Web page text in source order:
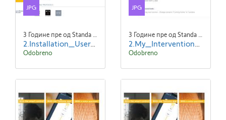
JPG
3 Године пре од Standa Blaha
2.Installation_User_Serv-e-go_Updated_Data_-ENG.jpg
Odobreno
JPG
3 Године пре од Standa Blaha
2.My_Interventions_Read--ENG.jpg
Odobreno